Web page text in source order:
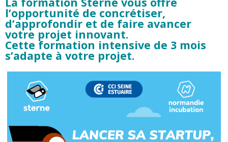
l’opportunité de concrétiser,
d’approfondir et de faire avancer
votre projet innovant.
Cette formation intensive de 3 mois
s’adapte à votre projet.